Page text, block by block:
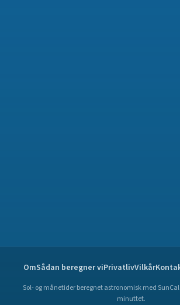
OmSådan beregner viPrivatlivVilkår
Sol- og månetider beregnet astronomisk med
minuttet.